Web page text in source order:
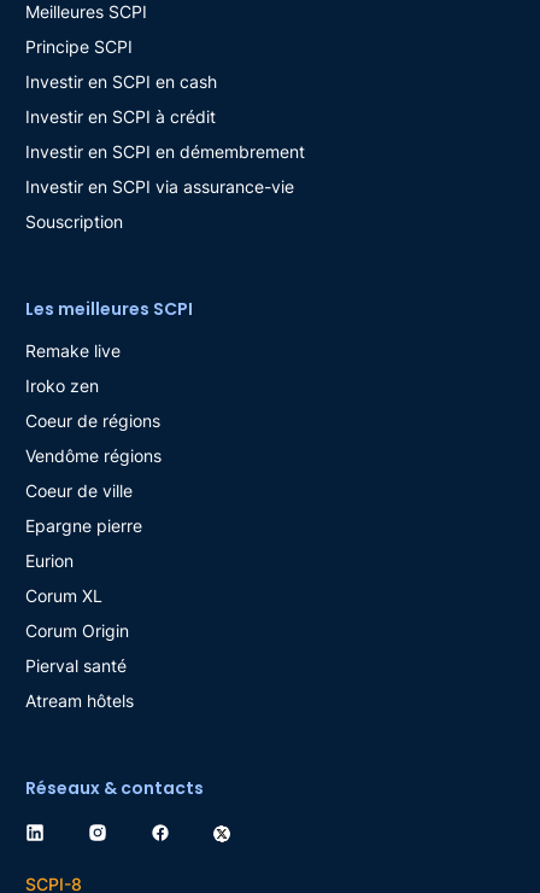
Meilleures SCPI
Principe SCPI
Investir en SCPI en cash
Investir en SCPI à crédit
Investir en SCPI en démembrement
Investir en SCPI via assurance-vie
Souscription
Les meilleures SCPI
Remake live
Iroko zen
Coeur de régions
Vendôme régions
Coeur de ville
Epargne pierre
Eurion
Corum XL
Corum Origin
Pierval santé
Atream hôtels
Réseaux & contacts
SCPI-8